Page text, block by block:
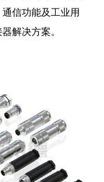
信功能及工业用
解决方案。